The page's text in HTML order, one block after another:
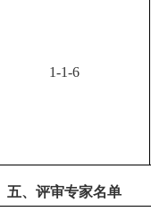
1-1-6
五、评审专家名单